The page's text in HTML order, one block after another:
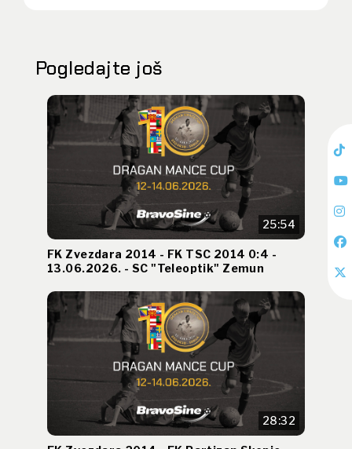
Pogledajte još
25:54
FK Zvezdara 2014 - FK TSC 2014 0:4 -
13.06.2026. - SC "Teleoptik" Zemun
28:32